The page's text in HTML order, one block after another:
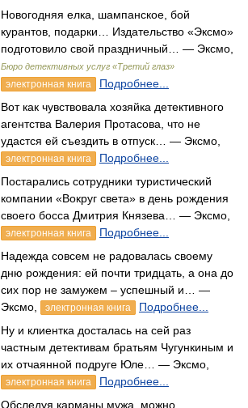
Новогодняя елка, шампанское, бой
курантов, подарки… Издательство «Эксмо»
подготовило свой праздничный… — Эксмо,
Бюро детективных услуг «Третий глаз»
электронная книга
Подробнее...
Вот как чувствовала хозяйка детективного
агентства Валерия Протасова, что не
удастся ей съездить в отпуск… — Эксмо,
электронная книга
Подробнее...
Постарались сотрудники туристический
компании «Вокруг света» в день рождения
своего босса Дмитрия Князева… — Эксмо,
электронная книга
Подробнее...
Надежда совсем не радовалась своему
дню рождения: ей почти тридцать, а она до
сих пор не замужем – успешный и… —
Эксмо,
электронная книга
Подробнее...
Ну и клиентка досталась на сей раз
частным детективам братьям Чугункиным и
их отчаянной подруге Юле… — Эксмо,
электронная книга
Подробнее...
Обследуя карманы мужа, можно